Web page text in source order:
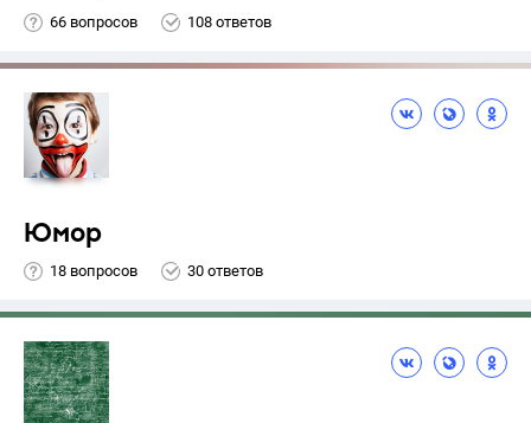
66 вопросов 108 ответов
Юмор
18 вопросов 30 ответов